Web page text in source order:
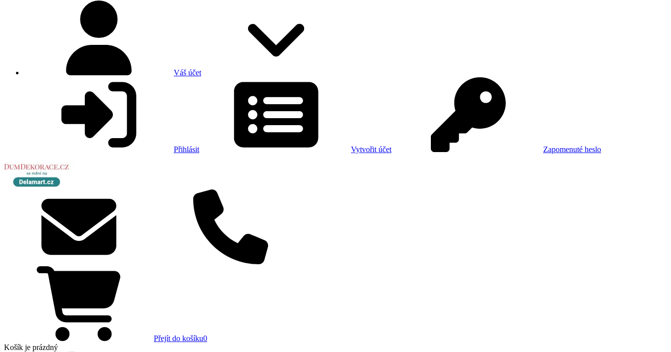
Váš účet
Přihlásit Vytvořit účet Zapomenuté heslo
Přejít do košíku0
Košík je prázdný